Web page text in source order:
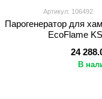
Артикул: 106492
Парогенератор для
EcoFlame
24
В